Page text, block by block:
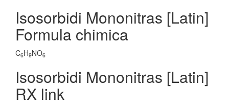
Isosorbidi Mononitras [Latin]
Formula chimica
C6H9NO6
Isosorbidi Mononitras [Latin]
RX link